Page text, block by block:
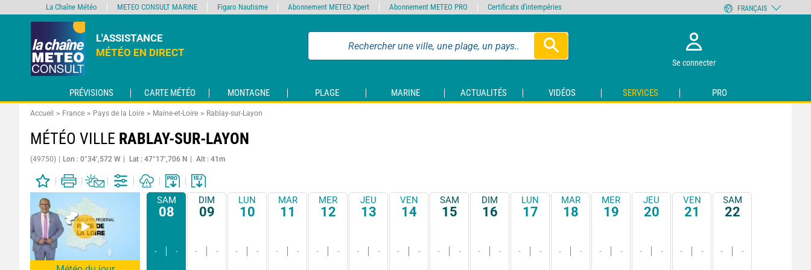
L'ASSISTANCE
MÉTÉO EN DIRECT
Se connecter
PRÉVISIONS CARTE MÉTÉO MONTAGNE PLAGE MARINE ACTUALITÉS VIDÉOS SERVICES PRO
Accueil France Pays de la Loire Maine-et-Loire Rablay-sur-Layon
MÉTÉO VILLE RABLAY-SUR-LAYON
(49750) Lon : 0°34’,572 W Lat : 47°17’,706 N Alt : 41m
SAM
08
- -
DIM
09
- -
LUN
10
- -
MAR
11
- -
MER
12
- -
JEU
13
- -
VEN
14
- -
SAM
15
- -
DIM
16
- -
LUN
17
- -
MAR
18
- -
MER
19
- -
JEU
20
- -
VEN
21
- -
SAM
22
- -
La Chaîne Météo METEO CONSULT MARINE Figaro Nautisme Abonnement METEO Xpert Abonnement METEO PRO Certificats d'intempéries FRANÇAIS